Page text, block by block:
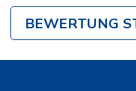
BEWERTUNG